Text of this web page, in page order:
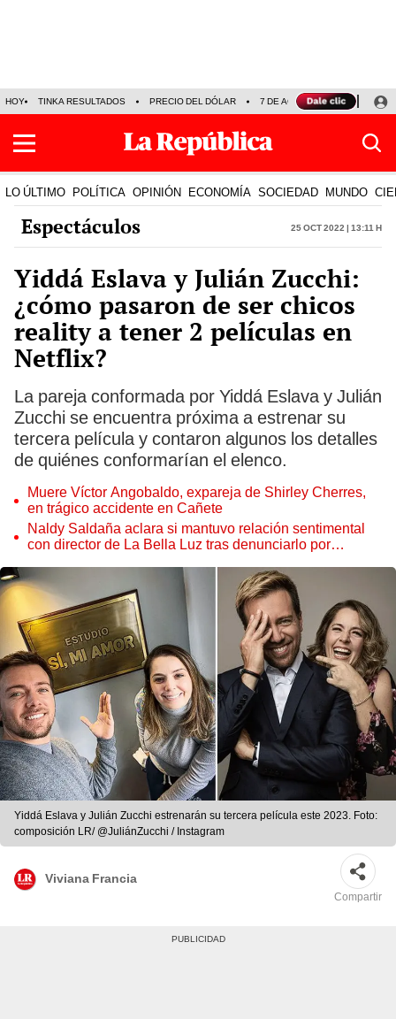
HOY TINKA RESULTADOS PRECIO DEL DÓLAR 7 DE AGOSTO OLLANTA
LO ÚLTIMO POLÍTICA OPINIÓN ECONOMÍA SOCIEDAD MUNDO
Espectáculos 25 Oct 2022 | 13:11 h
Yiddá Eslava y Julián Zucchi:
¿cómo pasaron de ser chicos
reality a tener 2 películas en
Netflix?
La pareja conformada por Yiddá Eslava y Julián
Zucchi se encuentra próxima a estrenar su
tercera película y contaron algunos los detalles
de quiénes conformarían el elenco.
Muere Víctor Angobaldo, expareja de Shirley Cherres,
en trágico accidente en Cañete
Naldy Saldaña aclara si mantuvo relación sentimental
con director de La Bella Luz tras denunciarlo por
Yiddá Eslava y Julián Zucchi estrenarán su tercera película este 2023. Foto:
composición LR/ @JuliánZucchi / Instagram
Viviana Francia
Compartir